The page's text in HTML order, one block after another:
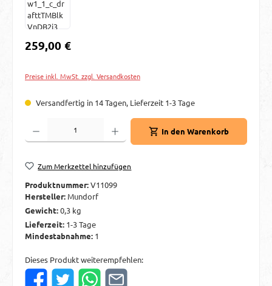
Regulärer Preis:
259,00 €
Preise inkl. MwSt. zzgl. Versandkosten
Versandfertig in 14 Tagen, Lieferzeit 1-3 Tage
Produkt Anzahl: Gib den gewünschten Wert ein oder benutze die Schaltflächen
In den Warenkorb
Zum Merkzettel hinzufügen
Produktnummer:V11099
Hersteller: Mundorf
Gewicht:0,3 kg
Lieferzeit: 1-3 Tage
Mindestabnahme: 1
Dieses Produkt weiterempfehlen: